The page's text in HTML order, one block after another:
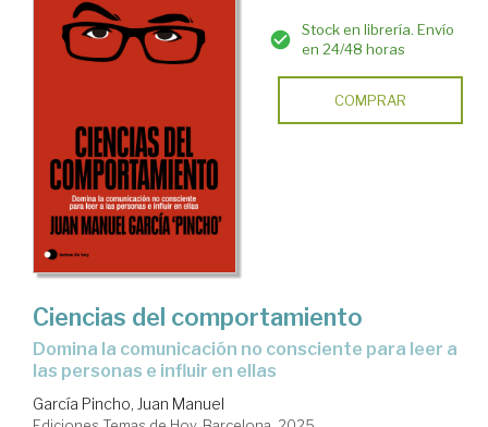
Stock en librería. Envío
en 24/48 horas
COMPRAR
Ciencias del comportamiento
Domina la comunicación no consciente para leer a
las personas e influir en ellas
García Pincho, Juan Manuel